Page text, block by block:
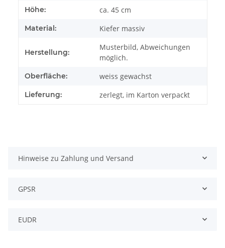
Höhe: ca. 45 cm
Material: Kiefer massiv
Herstellung:
Musterbild, Abweichungen
möglich.
Oberfläche: weiss gewachst
Lieferung: zerlegt, im Karton verpackt
Hinweise zu Zahlung und Versand
GPSR
EUDR